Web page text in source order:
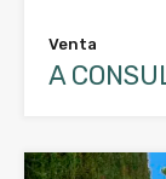
Venta
A